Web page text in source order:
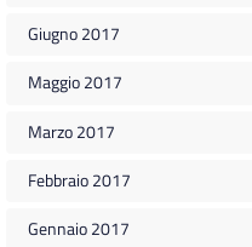
Giugno 2017
Maggio 2017
Marzo 2017
Febbraio 2017
Gennaio 2017